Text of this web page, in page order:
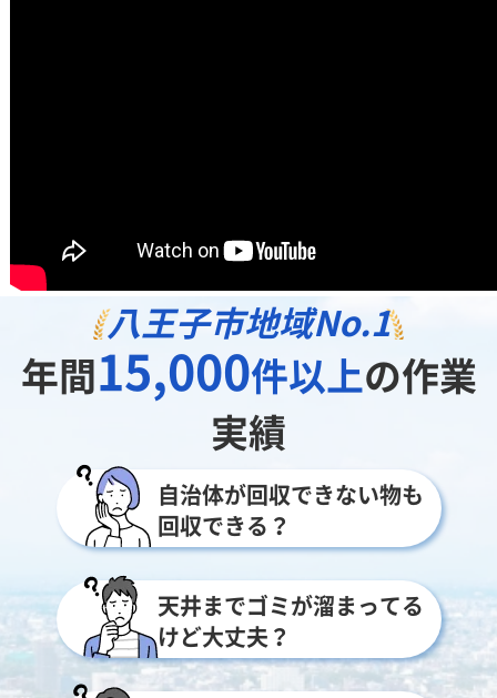
八王子市地域No.1
年間15,000件以上の作業
実績
自治体が回収できない物も
回収できる？
天井までゴミが溜まってる
けど大丈夫？